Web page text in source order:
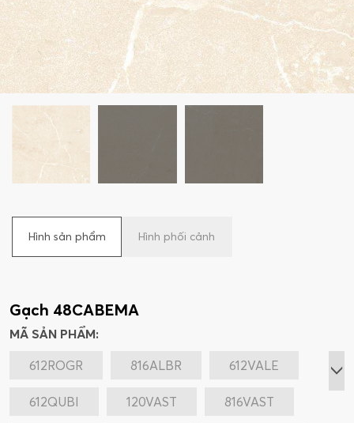
Hình sản phẩm Hình phối cảnh
Gạch 48CABEMA
MÃ SẢN PHẨM:
612ROGR
816ALBR 612VALE
612QUBI 120VAST 816VAST